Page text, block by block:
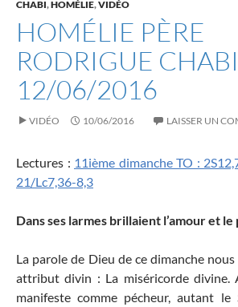
CHABI,HOMÉLIE,VIDÉO
HOMÉLIE PÈRE
RODRIGUE
12/06/2016
VIDÉO 10/06/2016 LAISSER UN
Lectures : 11ième dimanche TO :
21/Lc7,36-8,3
Dans ses larmes brillaient l’amour et le
La parole de Dieu de ce dimanche
attribut divin : La miséricorde divine.
manifeste comme pécheur, autant le